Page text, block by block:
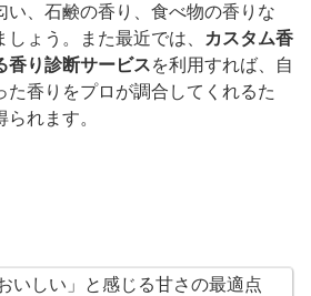
い、石鹸の香り、食べ物の香りな
ょう。また最近では、
カスタム香
香り診断サービスを利用すれば、自
た香りをプロが調合してくれるた
れます。
おいしい」と感じる甘さの最適点